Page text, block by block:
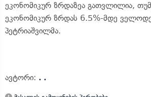
ეკონომიკურ ზრდაზეა გათვლილია,
ეკონომიკურ ზრდას 6.5%-მდე
პეტრიაშვილმა.
ავტორი: . .